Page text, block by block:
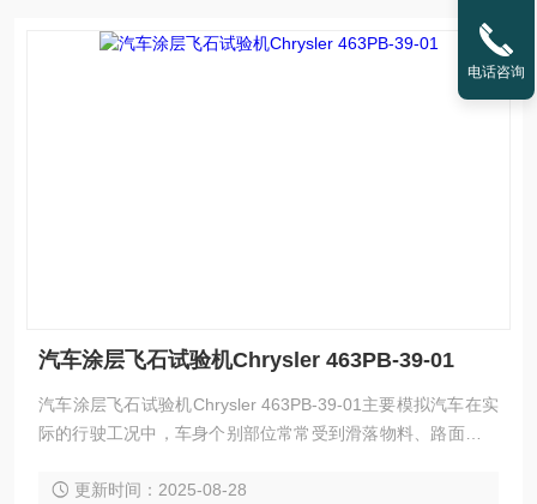
汽车涂层飞石试验机Chrysler 463PB-39-01
汽车涂层飞石试验机Chrysler 463PB-39-01主要模拟汽车在实
际的行驶工况中，车身个别部位常常受到滑落物料、路面碎石
度、喷射压力、喷射次数、气流速度、钢丸或碎 石的规格及质
更新时间：2025-08-28
电话咨询